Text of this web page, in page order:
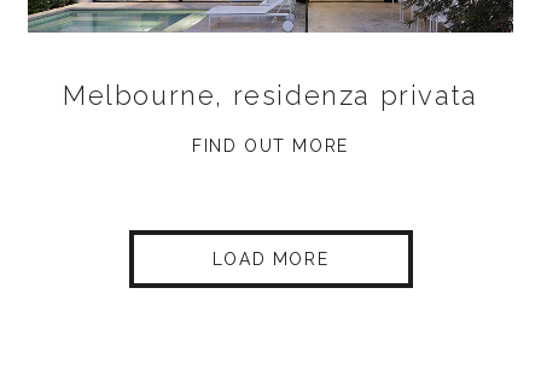
Melbourne, residenza privata
FIND OUT MORE
LOAD MORE